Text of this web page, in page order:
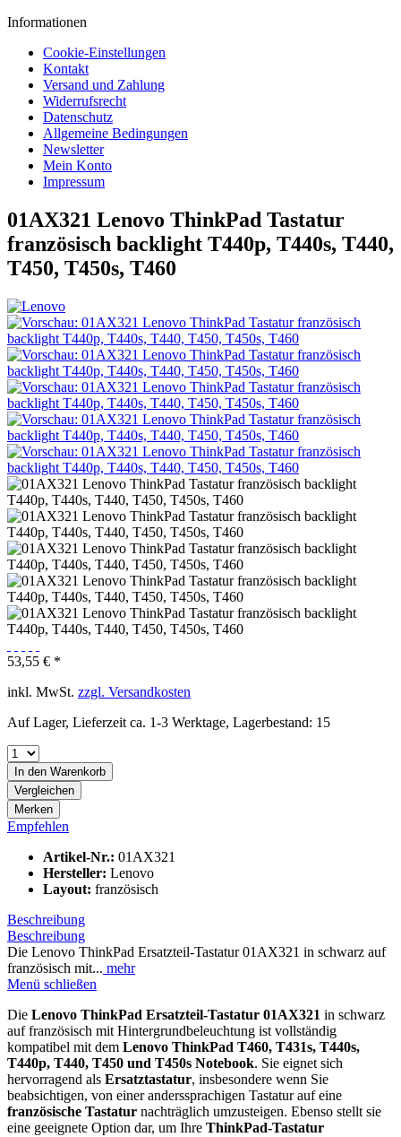
Informationen
Cookie-Einstellungen
Kontakt
Versand und Zahlung
Widerrufsrecht
Datenschutz
Allgemeine Bedingungen
Newsletter
Mein Konto
Impressum
01AX321 Lenovo ThinkPad Tastatur
französisch backlight T440p, T440s, T440,
T450, T450s, T460
53,55 € *
inkl. MwSt. zzgl. Versandkosten
Auf Lager, Lieferzeit ca. 1-3 Werktage, Lagerbestand: 15
In den Warenkorb
Vergleichen
Merken
Empfehlen
Artikel-Nr.: 01AX321
Hersteller: Lenovo
Layout: französisch
Beschreibung
Beschreibung
Die Lenovo ThinkPad Ersatzteil-Tastatur 01AX321 in schwarz auf
französisch mit... mehr
Menü schließen
Die Lenovo ThinkPad Ersatzteil-Tastatur 01AX321 in schwarz
auf französisch mit Hintergrundbeleuchtung ist vollständig
kompatibel mit dem Lenovo ThinkPad T460, T431s, T440s,
T440p, T440, T450 und T450s Notebook. Sie eignet sich
hervorragend als Ersatztastatur, insbesondere wenn Sie
beabsichtigen, von einer anderssprachigen Tastatur auf eine
französische Tastatur nachträglich umzusteigen. Ebenso stellt sie
eine geeignete Option dar, um Ihre ThinkPad-Tastatur